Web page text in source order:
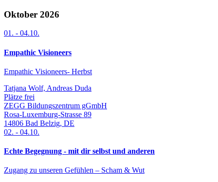
Oktober 2026
01. - 04.10.
Empathic Visioneers
Empathic Visioneers- Herbst
Tatjana Wolf, Andreas Duda
Plätze frei
ZEGG Bildungszentrum gGmbH
Rosa-Luxemburg-Strasse 89
14806 Bad Belzig, DE
02. - 04.10.
Echte Begegnung - mit dir selbst und anderen
Zugang zu unseren Gefühlen – Scham & Wut